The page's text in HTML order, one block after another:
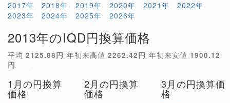
2017年
2018年 2019年 2020年 2021年
2022年
2023年
2024年 2025年 2026年
2013年のIQD円換算価格
平均 2125.88円 年初来高値 2262.42円 年初来安値 1900.12
円
1月の円換算
価格
2月の円換算
価格
3月の円換算価
格